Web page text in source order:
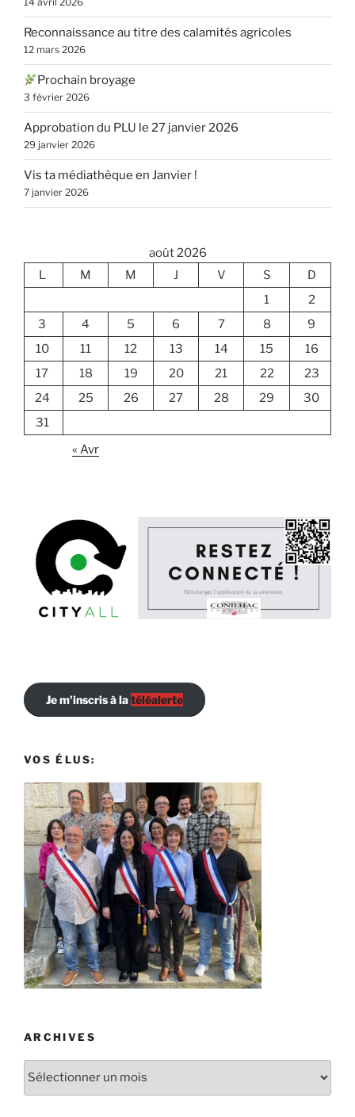
Reconnaissance au titre des calamités agricoles
12 mars 2026
Prochain broyage
3 février 2026
Approbation du PLU le 27 janvier 2026
29 janvier 2026
Vis ta médiathèque en Janvier !
7 janvier 2026
août 2026
L
M M J V S
D
1
2
3
4 5 6 7 8
9
10
11 12 13 14 15
16
17
18 19 20 21 22
23
24
25 26 27 28 29
30
31
« Avr
Je m'inscris à latéléalerte
VOS ÉLUS:
ARCHIVES
Archives